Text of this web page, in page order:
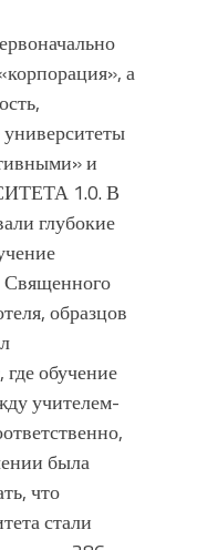
а
и
1.0. В
глубокие
Священного
образцов
обучение
учителем-
была
что
стали